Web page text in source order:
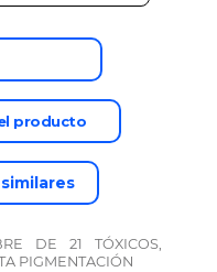
producto
DE 21 TÓXICOS,
PIGMENTACIÓN